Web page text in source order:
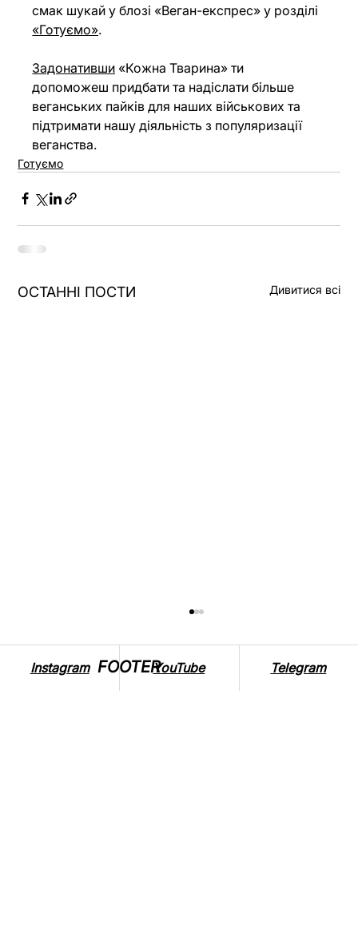
смак шукай у блозі «Веган-експрес» у розділі
«Готуємо».
Задонативши «Кожна Тварина» ти
допоможеш придбати та надіслати більше
веганських пайків для наших військових та
підтримати нашу діяльність з популяризації
веганства.
Готуємо
ОСТАННІ ПОСТИ Дивитися всі
FOOTER
Instagram YouTube Telegram